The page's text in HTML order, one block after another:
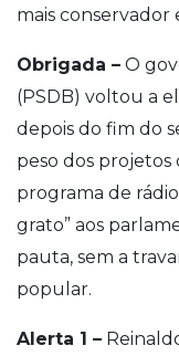
mais conservador
Obrigada – O
(PSDB) voltou a
depois do fim do
peso dos projetos
programa de
grato” aos
pauta, sem a
popular.
Alerta 1 –